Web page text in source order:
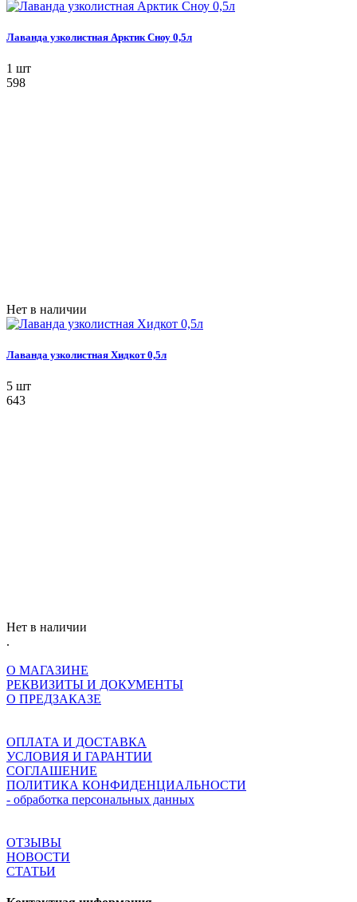
Лаванда узколистная Арктик Сноу 0,5л
1 шт
598
Нет в наличии
Лаванда узколистная Хидкот 0,5л
5 шт
643
Нет в наличии
.
О МАГАЗИНЕ
РЕКВИЗИТЫ И ДОКУМЕНТЫ
О ПРЕДЗАКАЗЕ
ОПЛАТА И ДОСТАВКА
УСЛОВИЯ И ГАРАНТИИ
СОГЛАШЕНИЕ
ПОЛИТИКА КОНФИДЕНЦИАЛЬНОСТИ
- обработка персональных данных
ОТЗЫВЫ
НОВОСТИ
СТАТЬИ